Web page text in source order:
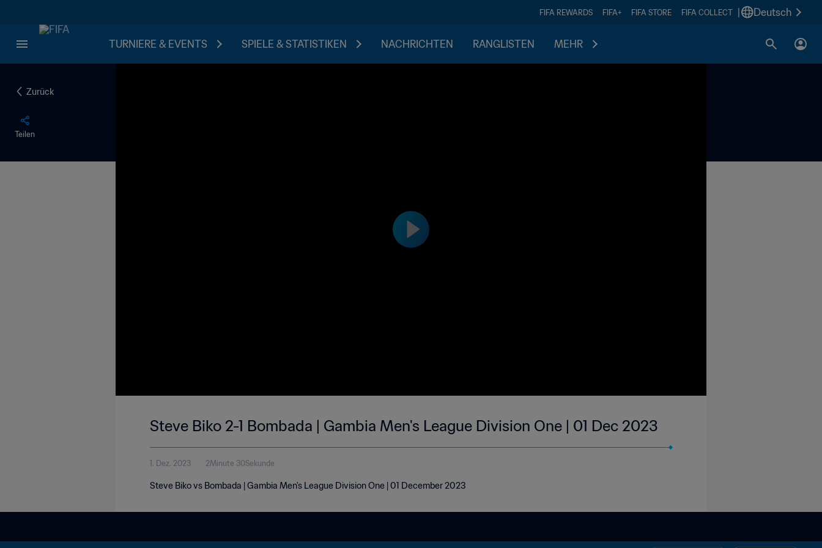
FIFA REWARDS FIFA+ FIFA STORE FIFA COLLECT Deutsch
TURNIERE & EVENTS SPIELE & STATISTIKEN NACHRICHTEN RANGLISTEN MEHR
Zurück
Teilen
Steve Biko 2-1 Bombada | Gambia Men's League Division One | 01 Dec 2023
1. Dez. 2023 2Minute 30Sekunde
Steve Biko vs Bombada | Gambia Men's League Division One | 01 December 2023